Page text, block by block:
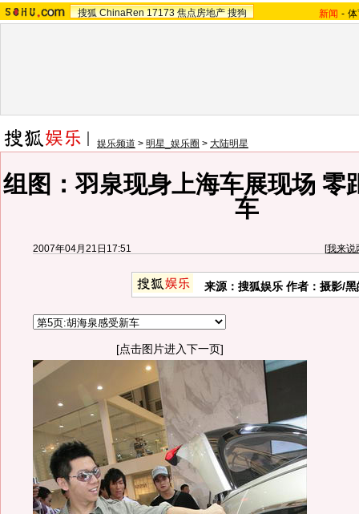
搜狐 ChinaRen 17173 焦点房地产 搜狗 新闻 -
娱乐频道 > 明星_娱乐圈 > 大陆明星
组图：羽泉现身上海车展现场 零
车
2007年04月21日17:51 [我来说
来源：搜狐娱乐 作者：摄影/黑
[点击图片进入下一页]